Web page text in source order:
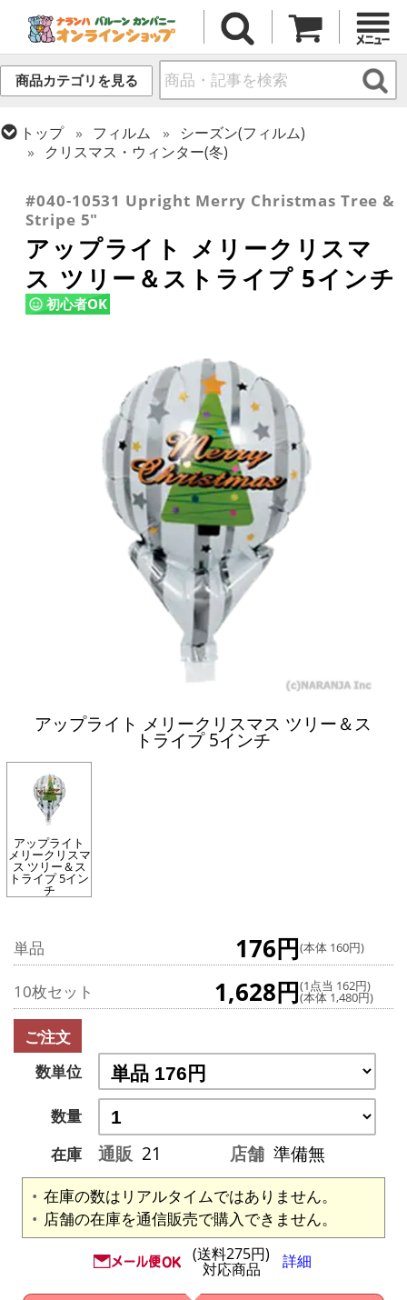
商品カテゴリを見る
トップ フィルム
シーズン(フィルム)
クリスマス・ウィンター(冬)
#040-10531 Upright Merry Christmas Tree &
Stripe 5"
アップライト メリークリスマ
ス ツリー＆ストライプ 5インチ
初心者OK
アップライト メリークリスマス ツリー＆ス
トライプ 5インチ
アップライト
メリークリスマ
ス ツリー＆ス
トライプ 5イン
チ
単品 176円(本体 160円)
10枚セット 1,628円(1点当 162円)
(本体 1,480円)
ご注文
数単位
数量
在庫
通販 21 店舗 準備無
在庫の数はリアルタイムではありません。
店舗の在庫を通信販売で購入できません。
(送料275円)
対応商品 詳細